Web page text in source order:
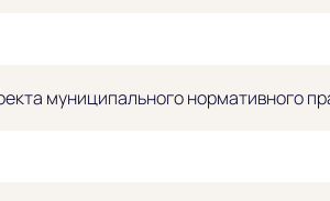
муниципального нормативного